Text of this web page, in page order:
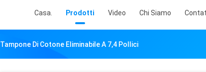
Casa. Prodotti Video Chi Siamo
Tampone Di Cotone Eliminabile A 7,4 Pollici